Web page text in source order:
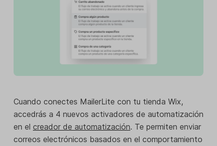
Cuando conectes MailerLite con tu tienda Wix,
accedrás a 4 nuevos activadores de automatización
en el creador de automatización. Te permiten enviar
correos electrónicos basados en el comportamiento